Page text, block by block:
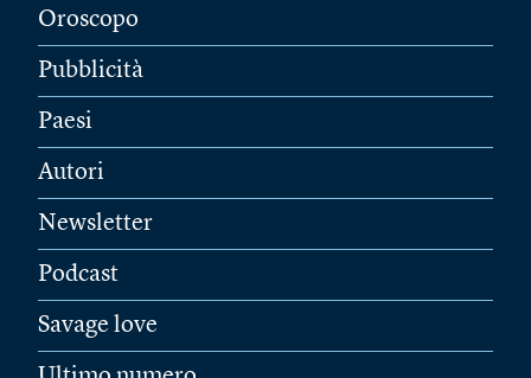
Oroscopo
Pubblicità
Paesi
Autori
Newsletter
Podcast
Savage love